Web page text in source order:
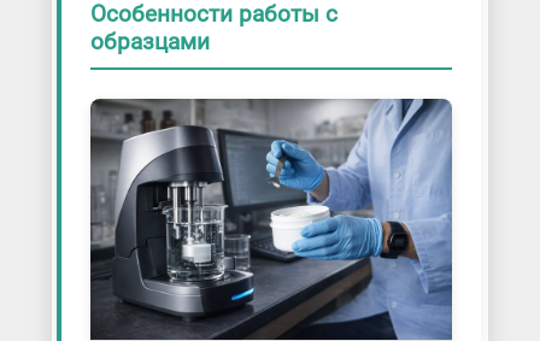
Особенности работы с
образцами